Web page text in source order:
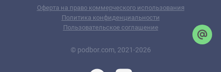
Оферта на право коммерческого использования
Политика конфиденциальности
Пользовательское соглашение
© podbor.com, 2021-2026